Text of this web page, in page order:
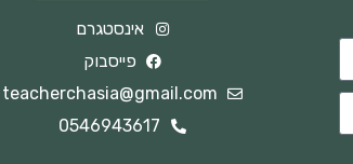
אינסטגרם
פייסבוק
teacherchasia@gmail.com
0546943617